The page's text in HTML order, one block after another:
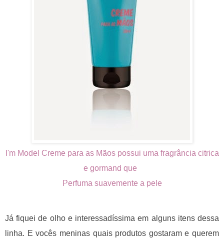
I'm Model Creme para as Mãos possui uma fragrância citrica
e gormand que
Perfuma suavemente a pele
Já fiquei de olho e interessadíssima em alguns itens dessa
linha. E vocês meninas quais produtos gostaram e querem